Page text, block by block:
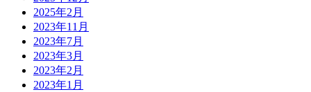
2025年2月
2023年11月
2023年7月
2023年3月
2023年2月
2023年1月